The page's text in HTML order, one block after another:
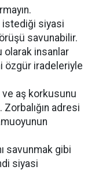
istediği siyasi
savunabilir.
olarak insanlar
özgür iradeleriyle
ve aş korkusunu
adresi
savunmak gibi
siyasi